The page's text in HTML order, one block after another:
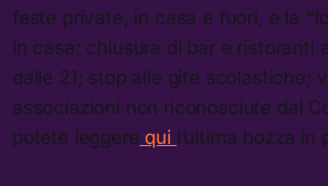
feste private, in casa e fuori, e la
in casa; chiusura di bar e ristoranti
dalle 21; stop alle gite scolastiche;
associazioni non riconosciute dal
potete leggere qui l’ultima bozza